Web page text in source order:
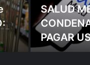
SALUD
PAGAR